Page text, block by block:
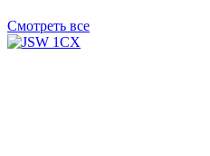
Смотреть все